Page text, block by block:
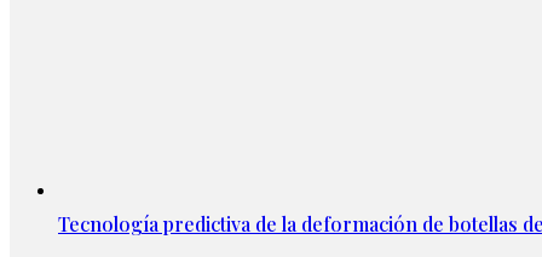
Tecnología predictiva de la deformación de botellas